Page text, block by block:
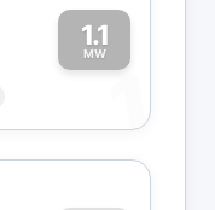
1.1
MW
1